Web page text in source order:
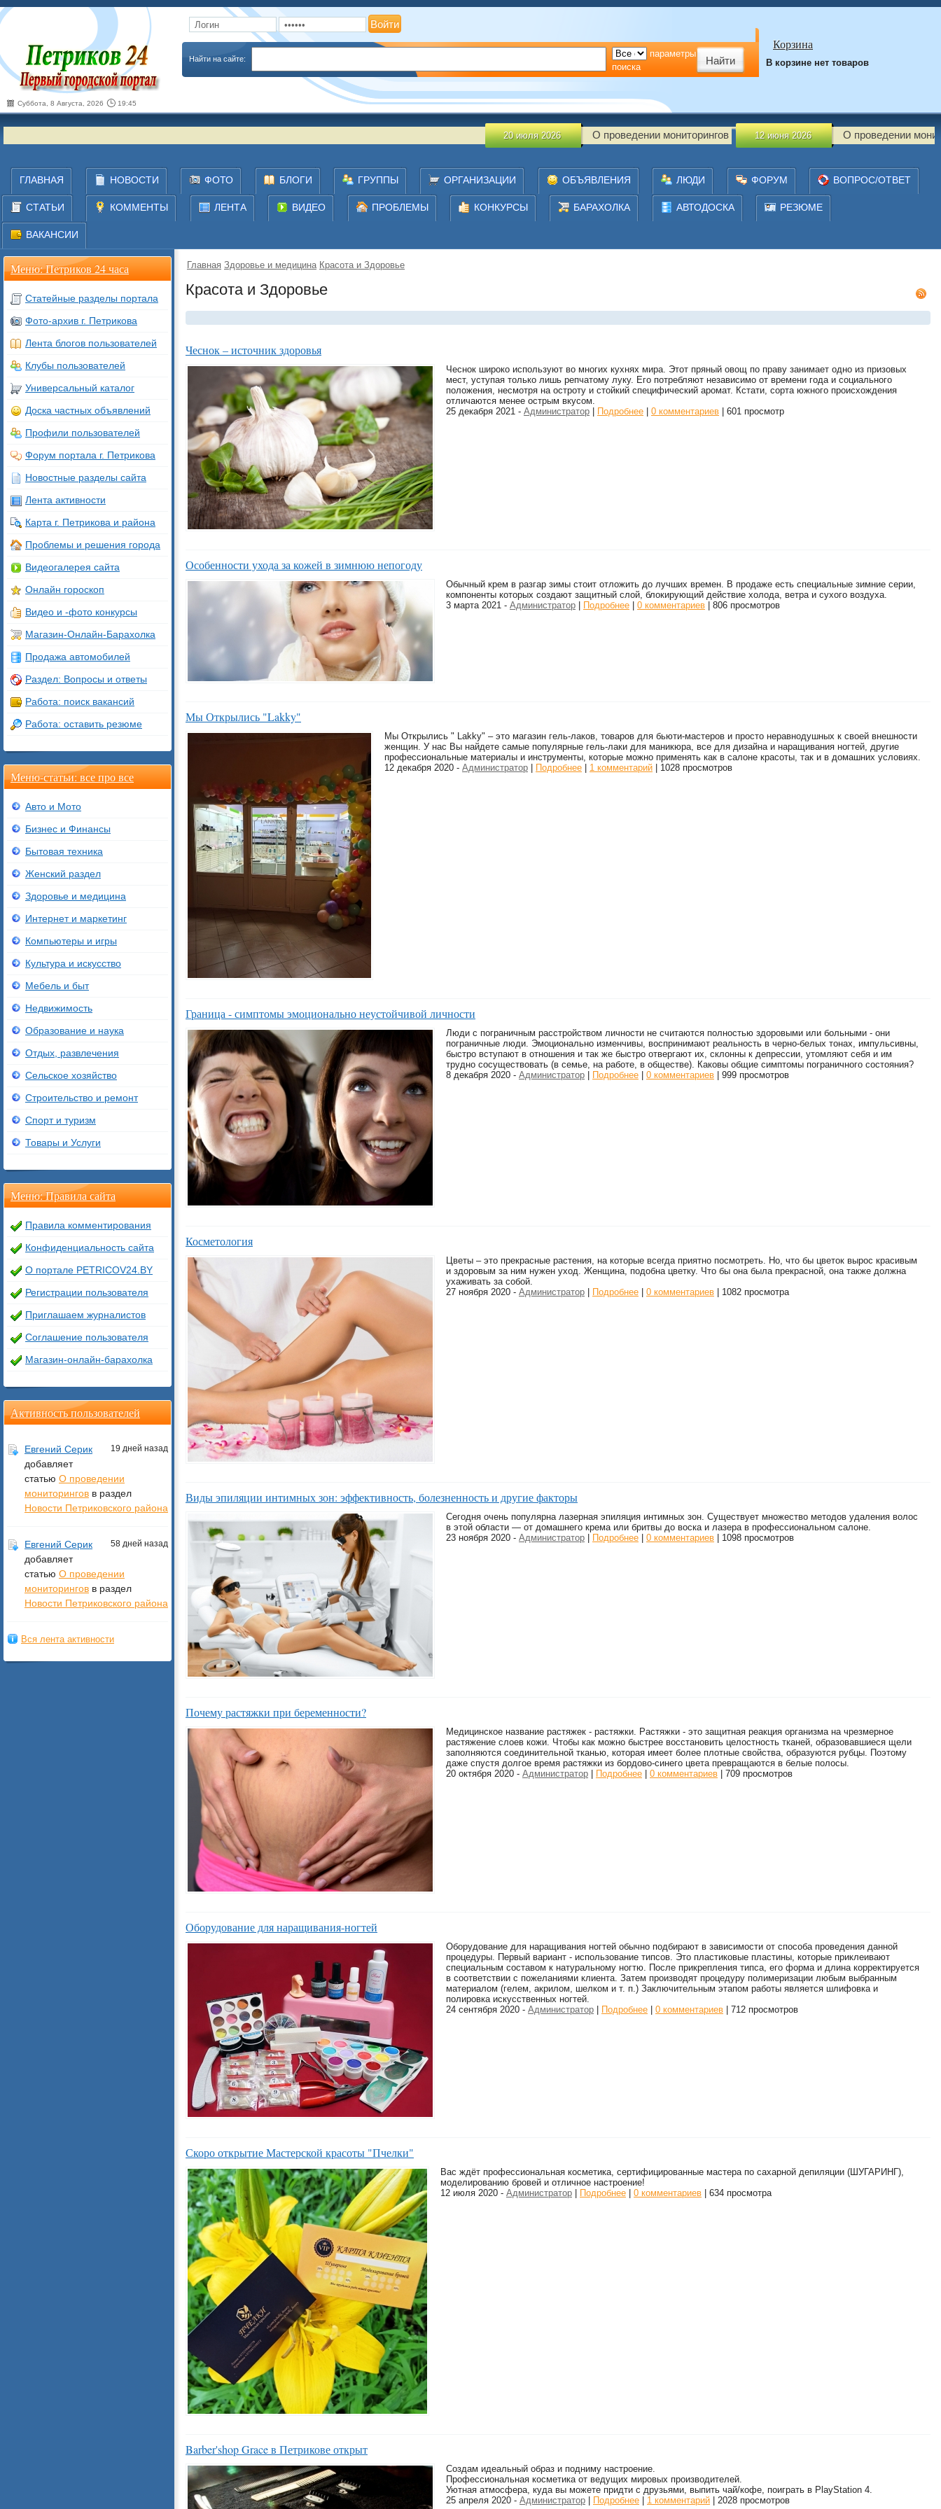
Запомнить Забыли пароль? Регистрация
Найти на сайте:
параметры
поиска
Суббота, 8 Августа, 2026 19:45
Корзина
В корзине нет товаров
О проведении мониторингов 12 июня 2026 О проведении мониторингов 18
ГЛАВНАЯ НОВОСТИ ФОТО БЛОГИ ГРУППЫ ОРГАНИЗАЦИИ ОБЪЯВЛЕНИЯ ЛЮДИ ФОРУМ ВОПРОС/ОТВЕТ
СТАТЬИ КОММЕНТЫ ЛЕНТА ВИДЕО ПРОБЛЕМЫ КОНКУРСЫ БАРАХОЛКА АВТОДОСКА РЕЗЮМЕ
ВАКАНСИИ
Главная Здоровье и медицина Красота и Здоровье
Красота и Здоровье
Чеснок – источник здоровья
Чеснок широко используют во многих кухнях мира. Этот пряный овощ по праву занимает одно из призовых
мест, уступая только лишь репчатому луку. Его потребляют независимо от времени года и социального
положения, несмотря на остроту и стойкий специфический аромат. Кстати, сорта южного происхождения
отличаются менее острым вкусом.
25 декабря 2021 - Администратор Подробнее 0 комментариев | 601 просмотр
Особенности ухода за кожей в зимнюю непогоду
Обычный крем в разгар зимы стоит отложить до лучших времен. В продаже есть специальные зимние серии,
компоненты которых создают защитный слой, блокирующий действие холода, ветра и сухого воздуха.
3 марта 2021 - Администратор Подробнее 0 комментариев | 806 просмотров
Мы Открылись "Lakky"
Мы Открылись " Lakky" – это магазин гель-лаков, товаров для бьюти-мастеров и просто неравнодушных к своей внешности
женщин. У нас Вы найдете самые популярные гель-лаки для маникюра, все для дизайна и наращивания ногтей, другие
профессиональные материалы и инструменты, которые можно применять как в салоне красоты, так и в домашних условиях.
12 декабря 2020 - Администратор Подробнее 1 комментарий | 1028 просмотров
Граница - симптомы эмоционально неустойчивой личности
Люди с пограничным расстройством личности не считаются полностью здоровыми или больными - они
пограничные люди. Эмоционально изменчивы, воспринимают реальность в черно-белых тонах, импульсивны,
быстро вступают в отношения и так же быстро отвергают их, склонны к депрессии, утомляют себя и им
трудно сосуществовать (в семье, на работе, в обществе). Каковы общие симптомы пограничного состояния?
8 декабря 2020 - Администратор Подробнее 0 комментариев | 999 просмотров
Косметология
Цветы – это прекрасные растения, на которые всегда приятно посмотреть. Но, что бы цветок вырос красивым
и здоровым за ним нужен уход. Женщина, подобна цветку. Что бы она была прекрасной, она также должна
ухаживать за собой.
27 ноября 2020 - Администратор Подробнее 0 комментариев | 1082 просмотра
Виды эпиляции интимных зон: эффективность, болезненность и другие факторы
Сегодня очень популярна лазерная эпиляция интимных зон. Существует множество методов удаления волос
в этой области — от домашнего крема или бритвы до воска и лазера в профессиональном салоне.
23 ноября 2020 - Администратор Подробнее 0 комментариев | 1098 просмотров
Почему растяжки при беременности?
Медицинское название растяжек - растяжки. Растяжки - это защитная реакция организма на чрезмерное
растяжение слоев кожи. Чтобы как можно быстрее восстановить целостность тканей, образовавшиеся щели
заполняются соединительной тканью, которая имеет более плотные свойства, образуются рубцы. Поэтому
даже спустя долгое время растяжки из бордово-синего цвета превращаются в белые полосы.
20 октября 2020 - Администратор Подробнее 0 комментариев | 709 просмотров
Оборудование для наращивания-ногтей
Оборудование для наращивания ногтей обычно подбирают в зависимости от способа проведения данной
процедуры. Первый вариант - использование типсов. Это пластиковые пластины, которые приклеивают
специальным составом к натуральному ногтю. После прикрепления типса, его форма и длина корректируется
в соответствии с пожеланиями клиента. Затем производят процедуру полимеризации любым выбранным
материалом (гелем, акрилом, шелком и т. п.) Заключительным этапом работы является шлифовка и
полировка искусственных ногтей.
24 сентября 2020 - Администратор Подробнее 0 комментариев | 712 просмотров
Скоро открытие Мастерской красоты "Пчелки"
Вас ждёт профессиональная косметика, сертифицированные мастера по сахарной депиляции (ШУГАРИНГ),
моделированию бровей и отличное настроение!
12 июля 2020 - Администратор Подробнее 0 комментариев | 634 просмотра
Barber'shop Grace в Петрикове открыт
Создам идеальный образ и подниму настроение.
Профессиональная косметика от ведущих мировых производителей.
Уютная атмосфера, куда вы можете придти с друзьями, выпить чай/кофе, поиграть в PlayStation 4.
25 апреля 2020 - Администратор Подробнее 1 комментарий | 2028 просмотров
Меню: Петриков 24 часа
Статейные разделы портала
Фото-архив г. Петрикова
Лента блогов пользователей
Клубы пользователей
Универсальный каталог
Доска частных объявлений
Профили пользователей
Форум портала г. Петрикова
Новостные разделы сайта
Лента активности
Карта г. Петрикова и района
Проблемы и решения города
Видеогалерея сайта
Онлайн гороскоп
Видео и -фото конкурсы
Магазин-Онлайн-Барахолка
Продажа автомобилей
Раздел: Вопросы и ответы
Работа: поиск вакансий
Работа: оставить резюме
Меню-статьи: все про все
Авто и Мото
Бизнес и Финансы
Бытовая техника
Женский раздел
Здоровье и медицина
Интернет и маркетинг
Компьютеры и игры
Культура и искусство
Мебель и быт
Недвижимость
Образование и наука
Отдых, развлечения
Сельское хозяйство
Строительство и ремонт
Спорт и туризм
Товары и Услуги
Меню: Правила сайта
Правила комментирования
Конфиденциальность сайта
О портале PETRICOV24.BY
Регистрации пользователя
Приглашаем журналистов
Соглашение пользователя
Магазин-онлайн-барахолка
Активность пользователей
19 дней назад
Евгений Серик
добавляет
статью О проведении
мониторингов в раздел
Новости Петриковского района
58 дней назад
Евгений Серик
добавляет
статью О проведении
мониторингов в раздел
Новости Петриковского района
Вся лента активности